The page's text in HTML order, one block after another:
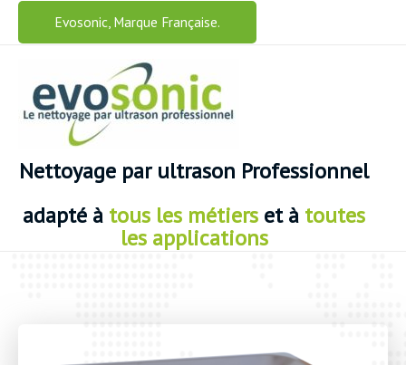
Aller
contenu
Evosonic, Marque Française.
Nettoyage par ultrason Professionnel
adapté à tous les métiers et à toutes
les applications